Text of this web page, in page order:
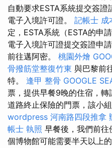
自動要求ESTA系統提交簽
電子入境許可證。 記帳士 成
定，ESTA系統（ESTA的申
電子入境許可證提交簽證申
前往邁阿密。 桃園外燴
骨撥筋堂整復竹東 與巴黎前
特。 逢甲 整骨 GOOGLE
票，提供早餐9晚的住宿，轉
道路終止保險的門票，該小
wordpress 河南路四段推拿
帳士 執照 早餐後，我們前
個博物館可能需要半天以上